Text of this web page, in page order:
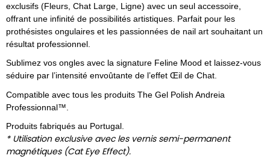
exclusifs (Fleurs, Chat Large, Ligne) avec un seul accessoire,
offrant une infinité de possibilités artistiques. Parfait pour les
prothésistes ongulaires et les passionnées de nail art souhaitant un
résultat professionnel.
Sublimez vos ongles avec la signature Feline Mood et laissez-vous
séduire par l’intensité envoûtante de l’effet Œil de Chat.
Compatible avec tous les produits The Gel Polish Andreia
Professionnal™.
Produits fabriqués au Portugal.
* Utilisation exclusive avec les vernis semi-permanent
magnétiques (Cat Eye Effect).